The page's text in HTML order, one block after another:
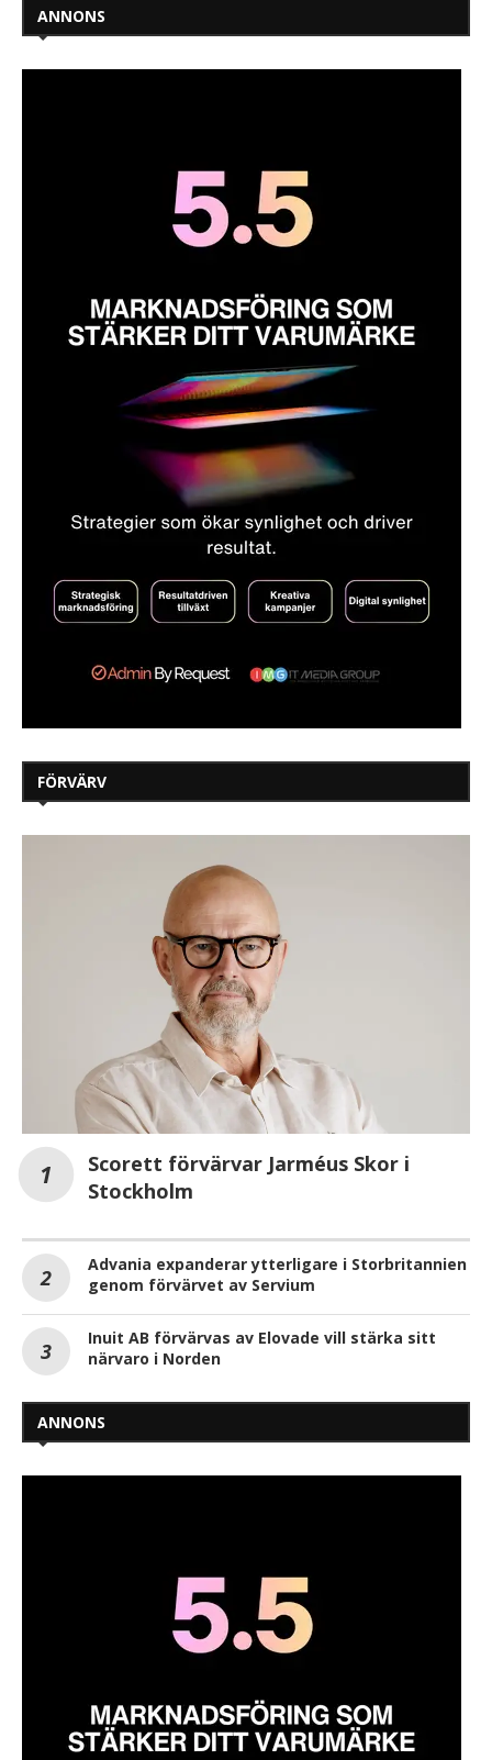
ANNONS
FÖRVÄRV
Scorett förvärvar Jarméus Skor i
Stockholm
Advania expanderar ytterligare i Storbritannien
genom förvärvet av Servium
Inuit AB förvärvas av Elovade vill stärka sitt
närvaro i Norden
ANNONS